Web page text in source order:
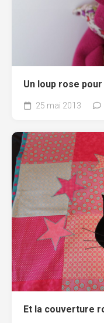
Un loup rose
25 mai 2013
Et la couverture